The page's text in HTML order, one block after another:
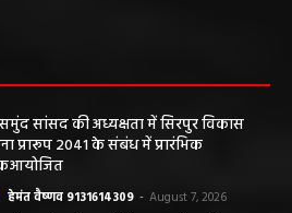
सांसद की अध्यक्षता में सिरपुर विकास
प्रारूप 2041 के संबंध में प्रारंभिक
हेमंत वैष्णव 9131614309 - August 7, 2026